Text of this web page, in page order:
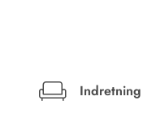
Bowling
Minigolf i Vestjylland
Indretning